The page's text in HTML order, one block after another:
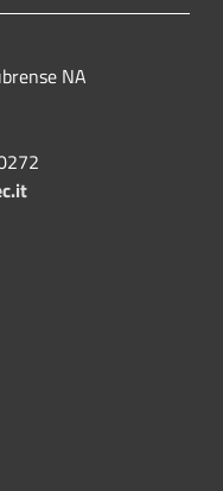
NA